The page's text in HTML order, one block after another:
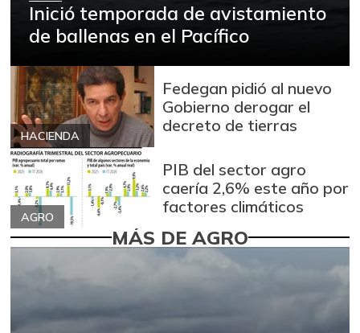
Inició temporada de avistamiento
de ballenas en el Pacífico
HACIENDA
Fedegan pidió al nuevo
Gobierno derogar el
decreto de tierras
AGRO
PIB del sector agro
caería 2,6% este año por
factores climáticos
MÁS DE AGRO